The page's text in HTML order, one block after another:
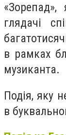
глядачі
в рамках
музиканта.
Подія, яку
в